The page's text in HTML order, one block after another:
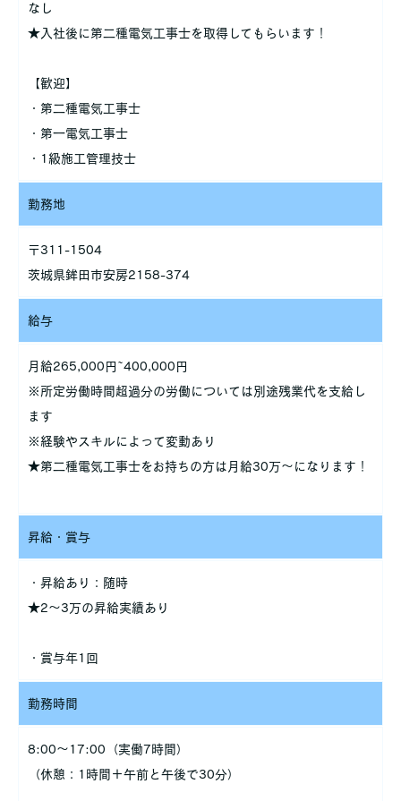
なし
★入社後に第二種電気工事士を取得してもらいます！
【歓迎】
・第二種電気工事士
・第一電気工事士
・1級施工管理技士
勤務地
〒311-1504
茨城県鉾田市安房2158-374
給与
月給265,000円~400,000円
※所定労働時間超過分の労働については別途残業代を支給し
ます
※経験やスキルによって変動あり
★第二種電気工事士をお持ちの方は月給30万～になります！
昇給・賞与
・昇給あり：随時
★2～3万の昇給実績あり
・賞与年1回
勤務時間
8:00～17:00（実働7時間）
（休憩：1時間＋午前と午後で30分）